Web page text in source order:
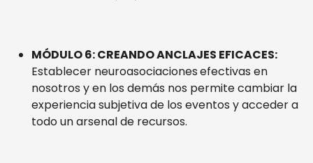
MÓDULO 6: CREANDO ANCLAJES EFICACES:
Establecer neuroasociacionesefectivas en
nosotros y en los demás nos permite cambiar la
experiencia subjetiva de los eventos y acceder a
todo un arsenal de recursos.